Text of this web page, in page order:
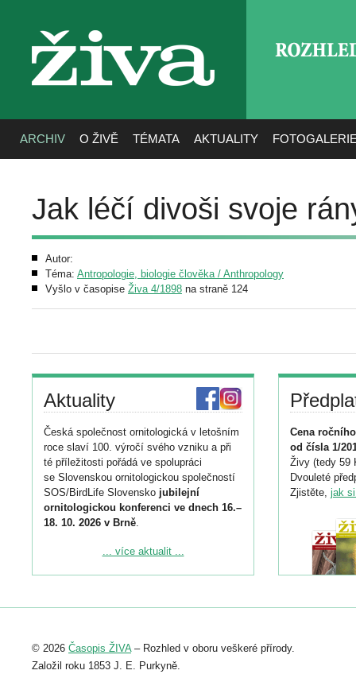
živa
ARCHIV O ŽIVĚ TÉMATA AKTUALITY
Jak léčí divoši svoje
Autor:
Téma: Antropologie, biologie člověka / Anthropology
Vyšlo v časopise Živa 4/1898 na straně 124
Aktuality
Česká společnost ornitologická v letošním
roce slaví 100. výročí svého vzniku a při
té příležitosti pořádá ve spolupráci
se Slovenskou ornitologickou společností
SOS/BirdLife Slovensko jubilejní
ornitologickou konferenci ve dnech 16.–
18. 10. 2026 v Brně.
Podrobnější informace ke konferenci
Registrovat se můžete do 6. září.
abstraktu přihlášené přednášky nebo
posteru je už 30. června.
... více aktualit ...
Cena
od čísla 1/
Živy (tedy 59
Dvouleté
Zjistěte, jak
© 2026 Časopis ŽIVA– Rozhled v oboru veškeré přírody.
Založil roku 1853 J. E. Purkyně.